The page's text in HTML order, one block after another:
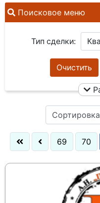
Поисковое меню
Тип сделки:
Очистить
69 70